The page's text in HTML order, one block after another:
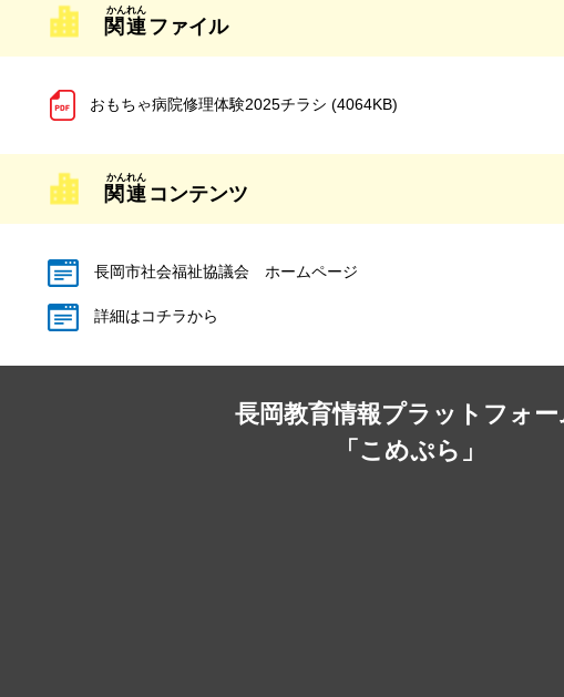
関連 ファイル
おもちゃ病院修理体験2025チラシ (4064KB)
関連 コンテンツ
長岡市社会福祉協議会 ホームページ
詳細はコチラから
長岡教育情報プラットフォー
「こめぷら」